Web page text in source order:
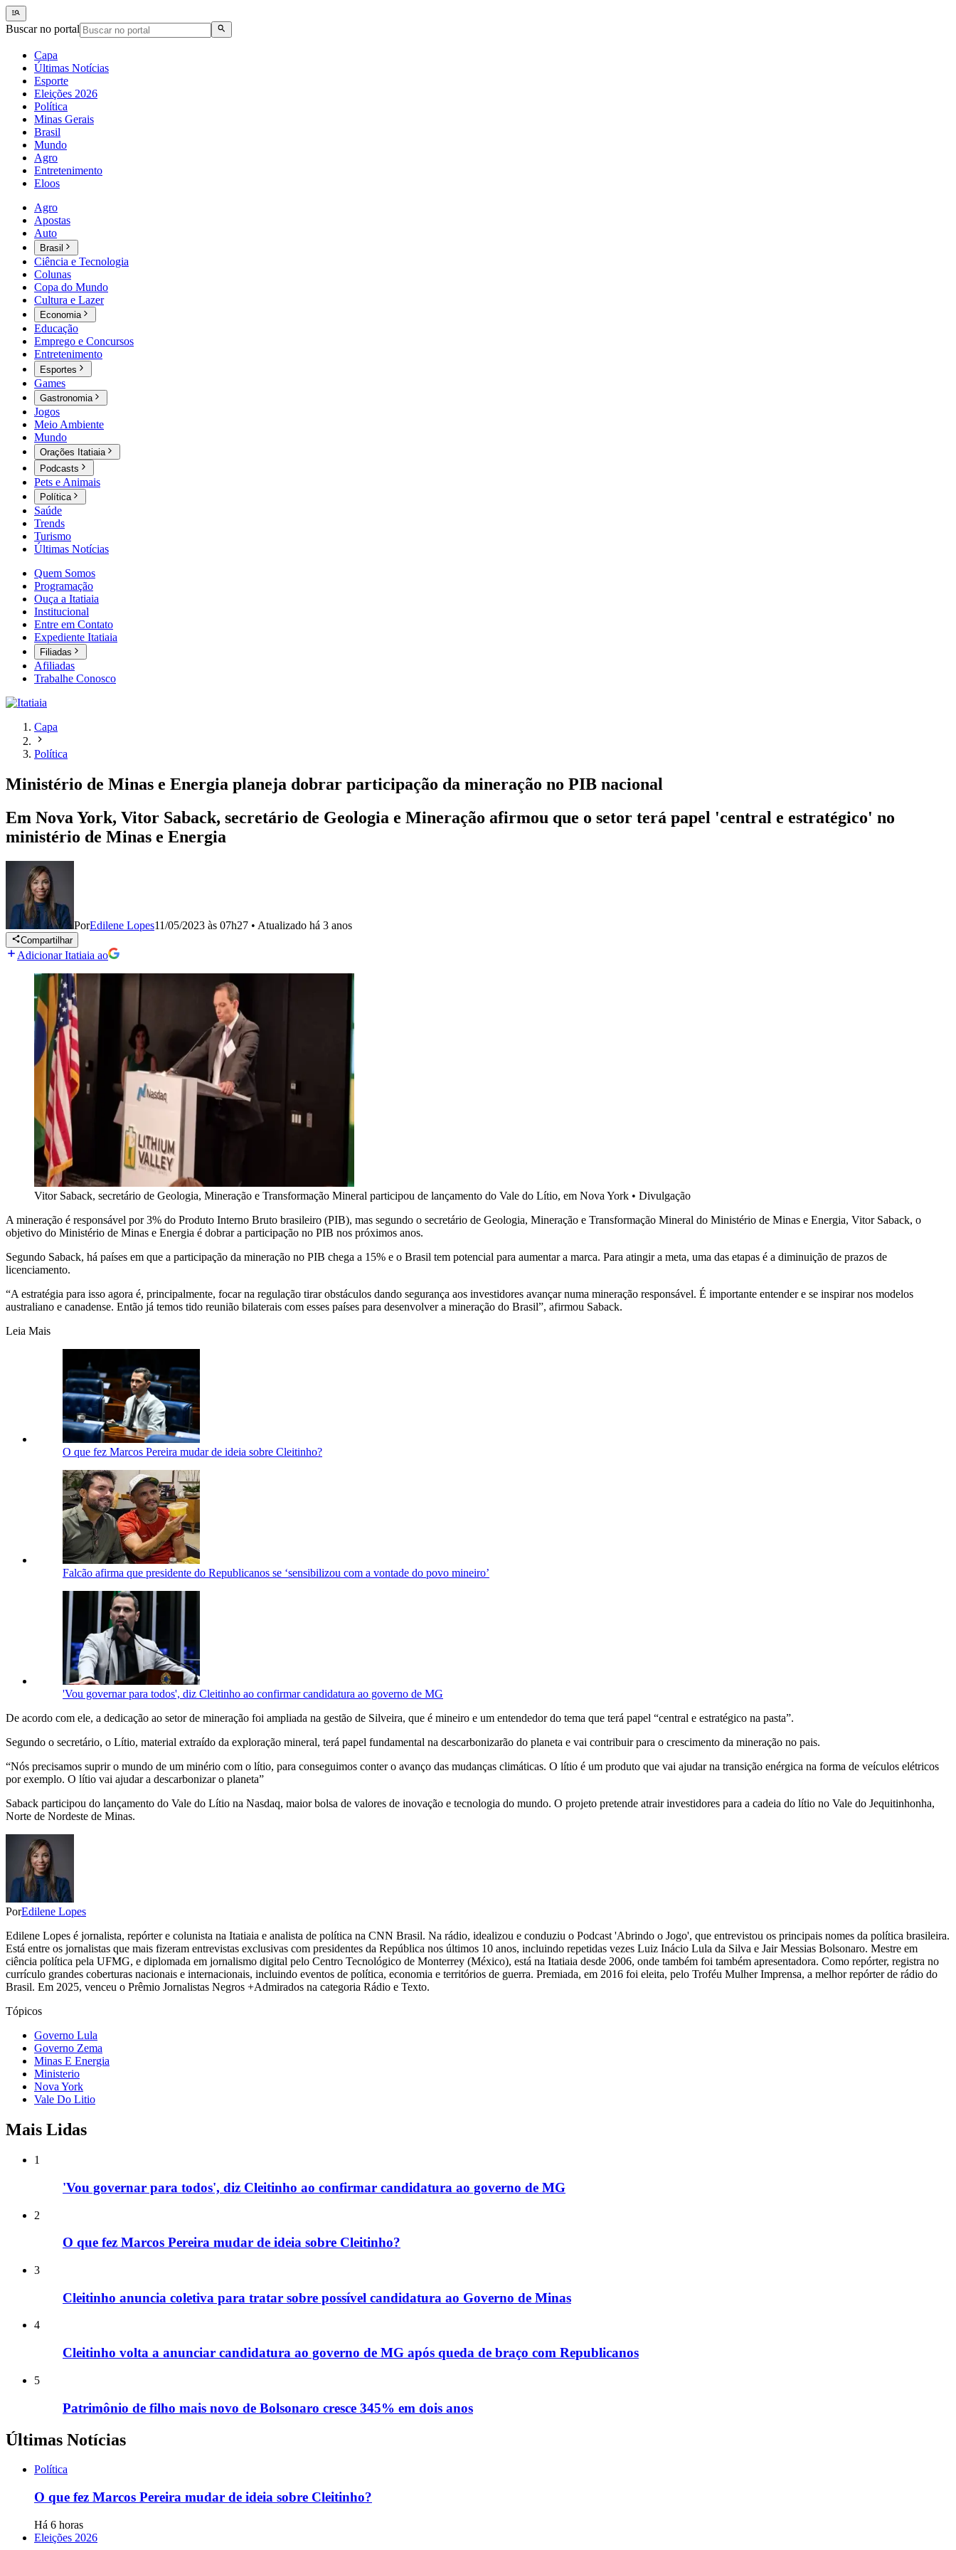
Buscar no portal
Capa
Últimas Notícias
Esporte
Eleições 2026
Política
Minas Gerais
Brasil
Mundo
Agro
Entretenimento
Eloos
Agro
Apostas
Auto
Brasil
Ciência e Tecnologia
Colunas
Copa do Mundo
Cultura e Lazer
Economia
Educação
Emprego e Concursos
Entretenimento
Esportes
Games
Gastronomia
Jogos
Meio Ambiente
Mundo
Orações Itatiaia
Podcasts
Pets e Animais
Política
Saúde
Trends
Turismo
Últimas Notícias
Quem Somos
Programação
Ouça a Itatiaia
Institucional
Entre em Contato
Expediente Itatiaia
Filiadas
Afiliadas
Trabalhe Conosco
Capa
Política
Ministério de Minas e Energia planeja dobrar participação da mineração no PIB nacional
Em Nova York, Vitor Saback, secretário de Geologia e Mineração afirmou que o setor terá papel 'central e estratégico' no
ministério de Minas e Energia
PorEdilene Lopes11/05/2023 às 07h27 • Atualizado há 3 anos
Compartilhar
Adicionar Itatiaia ao
Vitor Saback, secretário de Geologia, Mineração e Transformação Mineral participou de lançamento do Vale do Lítio, em Nova York • Divulgação
A mineração é responsável por 3% do Produto Interno Bruto brasileiro (PIB), mas segundo o secretário de Geologia, Mineração e Transformação Mineral do Ministério de Minas e Energia, Vitor Saback, o
objetivo do Ministério de Minas e Energia é dobrar a participação no PIB nos próximos anos.
Segundo Saback, há países em que a participação da mineração no PIB chega a 15% e o Brasil tem potencial para aumentar a marca. Para atingir a meta, uma das etapas é a diminuição de prazos de
licenciamento.
“A estratégia para isso agora é, principalmente, focar na regulação tirar obstáculos dando segurança aos investidores avançar numa mineração responsável. É importante entender e se inspirar nos modelos
australiano e canadense. Então já temos tido reunião bilaterais com esses países para desenvolver a mineração do Brasil”, afirmou Saback.
Leia Mais
O que fez Marcos Pereira mudar de ideia sobre Cleitinho?
Falcão afirma que presidente do Republicanos se ‘sensibilizou com a vontade do povo mineiro’
'Vou governar para todos', diz Cleitinho ao confirmar candidatura ao governo de MG
De acordo com ele, a dedicação ao setor de mineração foi ampliada na gestão de Silveira, que é mineiro e um entendedor do tema que terá papel “central e estratégico na pasta”.
Segundo o secretário, o Lítio, material extraído da exploração mineral, terá papel fundamental na descarbonizarão do planeta e vai contribuir para o crescimento da mineração no pais.
“Nós precisamos suprir o mundo de um minério com o lítio, para conseguimos conter o avanço das mudanças climáticas. O lítio é um produto que vai ajudar na transição enérgica na forma de veículos elétricos
por exemplo. O lítio vai ajudar a descarbonizar o planeta”
Saback participou do lançamento do Vale do Lítio na Nasdaq, maior bolsa de valores de inovação e tecnologia do mundo. O projeto pretende atrair investidores para a cadeia do lítio no Vale do Jequitinhonha,
Norte de Nordeste de Minas.
PorEdilene Lopes
Edilene Lopes é jornalista, repórter e colunista na Itatiaia e analista de política na CNN Brasil. Na rádio, idealizou e conduziu o Podcast 'Abrindo o Jogo', que entrevistou os principais nomes da política brasileira.
Está entre os jornalistas que mais fizeram entrevistas exclusivas com presidentes da República nos últimos 10 anos, incluindo repetidas vezes Luiz Inácio Lula da Silva e Jair Messias Bolsonaro. Mestre em
ciência política pela UFMG, e diplomada em jornalismo digital pelo Centro Tecnológico de Monterrey (México), está na Itatiaia desde 2006, onde também foi também apresentadora. Como repórter, registra no
currículo grandes coberturas nacionais e internacionais, incluindo eventos de política, economia e territórios de guerra. Premiada, em 2016 foi eleita, pelo Troféu Mulher Imprensa, a melhor repórter de rádio do
Brasil. Em 2025, venceu o Prêmio Jornalistas Negros +Admirados na categoria Rádio e Texto.
Tópicos
Governo Lula
Governo Zema
Minas E Energia
Ministerio
Nova York
Vale Do Litio
Mais Lidas
1
'Vou governar para todos', diz Cleitinho ao confirmar candidatura ao governo de MG
2
O que fez Marcos Pereira mudar de ideia sobre Cleitinho?
3
Cleitinho anuncia coletiva para tratar sobre possível candidatura ao Governo de Minas
4
Cleitinho volta a anunciar candidatura ao governo de MG após queda de braço com Republicanos
5
Patrimônio de filho mais novo de Bolsonaro cresce 345% em dois anos
Últimas Notícias
Política
O que fez Marcos Pereira mudar de ideia sobre Cleitinho?
Há 6 horas
Eleições 2026